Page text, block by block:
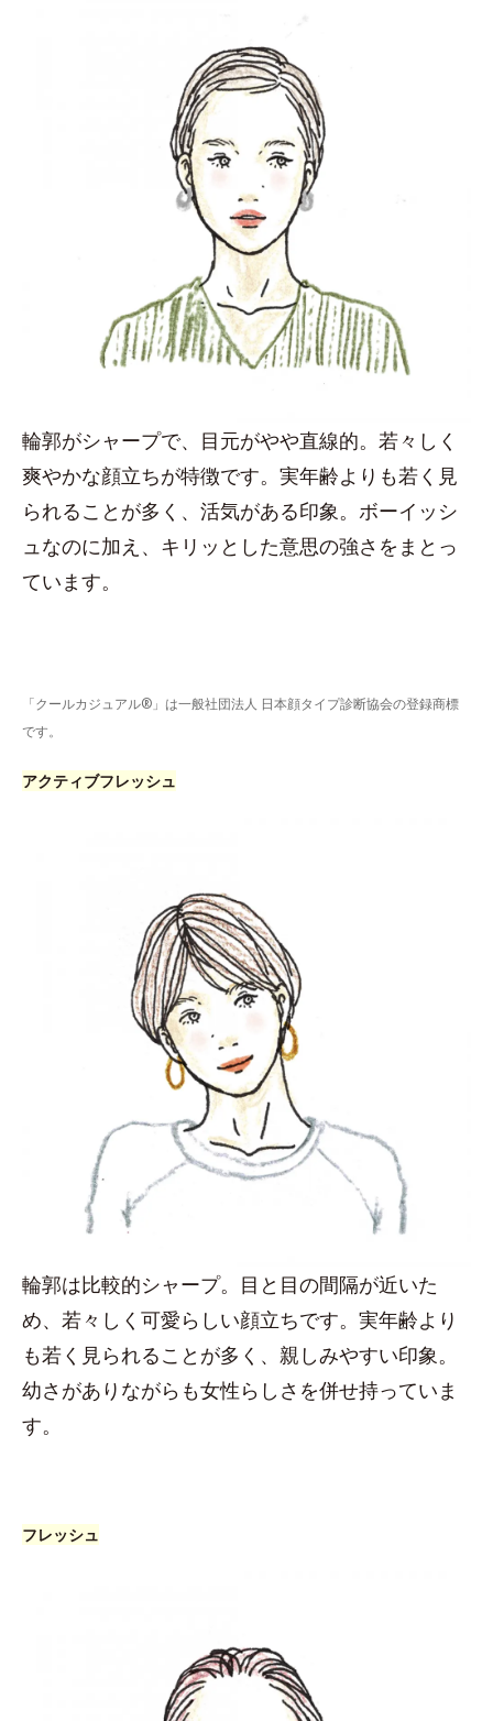
輪郭がシャープで、目元がやや直線的。若々しく
爽やかな顔立ちが特徴です。実年齢よりも若く見
られることが多く、活気がある印象。ボーイッシ
ュなのに加え、キリッとした意思の強さをまとっ
ています。
「クールカジュアル®」は一般社団法人 日本顔タイプ診断協会の登録商標
です。
アクティブフレッシュ
輪郭は比較的シャープ。目と目の間隔が近いた
め、若々しく可愛らしい顔立ちです。実年齢より
も若く見られることが多く、親しみやすい印象。
幼さがありながらも女性らしさを併せ持っていま
す。
フレッシュ